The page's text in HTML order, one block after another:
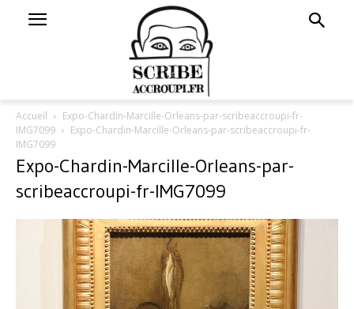
Accueil
Expo-Chardin-Marcille-Orleans-par-scribeaccroupi-fr-
IMG7099
Expo-Chardin-Marcille-Orleans-par-scribeaccroupi-fr-
IMG7099
Expo-Chardin-Marcille-Orleans-par-
scribeaccroupi-fr-IMG7099